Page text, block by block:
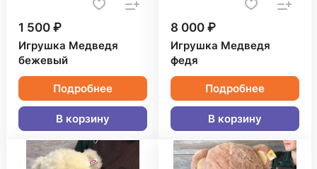
1 500 ₽
Игрушка Медведя
бежевый
Подробнее
В корзину
8 000 ₽
Игрушка Медведя
федя
Подробнее
В корзину